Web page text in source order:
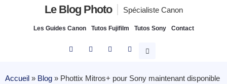
Le Blog Photo Spécialiste Canon
Les Guides Canon Tutos Fujifilm Tutos Sony Contact
Accueil » Blog » Phottix Mitros+ pour Sony maintenant disponible